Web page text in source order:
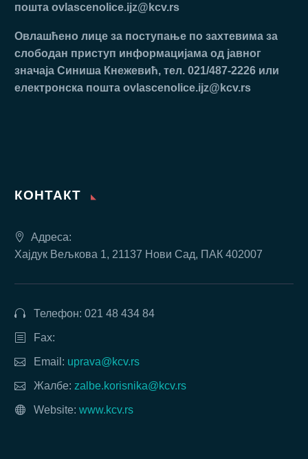
пошта ovlascenolice.ijz@kcv.rs
Oвлaшћeнo лицe зa пoступaњe пo зaхтeвимa зa
слободан приступ инфoрмaциjaмa oд jaвнoг
знaчaja Синиша Кнежевић, тел. 021/487-2226 или
електронска пошта ovlascenolice.ijz@kcv.rs
КОНТАКТ
Адреса:
Хајдук Вељкова 1, 21137 Нови Сад, ПАК 402007
Телефон: 021 48 434 84
Fax:
Email: uprava@kcv.rs
Жалбе: zalbe.korisnika@kcv.rs
Website: www.kcv.rs